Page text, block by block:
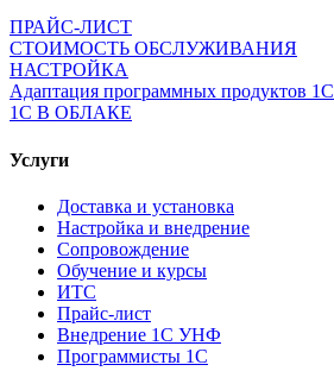
ПРАЙС-ЛИСТ
СТОИМОСТЬ ОБСЛУЖИВАНИЯ
НАСТРОЙКА
Адаптация программных продуктов 1С
1С В ОБЛАКЕ
Услуги
Доставка и установка
Настройка и внедрение
Сопровождение
Обучение и курсы
ИТС
Прайс-лист
Внедрение 1С УНФ
Программисты 1С